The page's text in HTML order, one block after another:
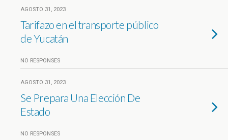
AGOSTO 31, 2023
Tarifazo en el transporte público
de Yucatán
NO RESPONSES
AGOSTO 31, 2023
Se Prepara Una Elección De
Estado
NO RESPONSES